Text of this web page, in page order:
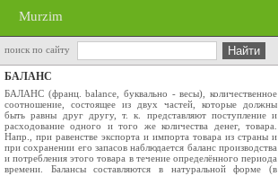
Murzim
поиск по сайту
БАЛАНС
БАЛАНС (франц. balance, буквально - весы), количественное
соотношение, состоящее из двух частей, которые должны
быть равны друг другу, т. к. представляют поступление и
расходование одного и того же количества денег, товара.
Напр., при равенстве экспорта и импорта товара из страны и
при сохранении его запасов наблюдается баланс производства
и потребления этого товара в течение определённого периода
времени. Балансы составляются в натуральной форме (в